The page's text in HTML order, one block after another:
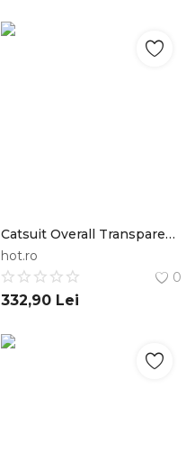
Catsuit Overall Transparent Leopard S Noir Handmade
hot.ro
0
332,90 Lei